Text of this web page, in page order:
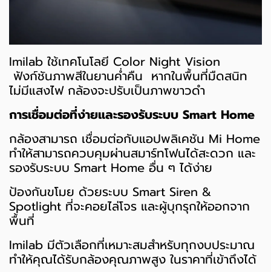
Imilab ใช้เทคโนโลยี Color Night Vision
ฟังก์ชันภาพสีในยานค่ำคืน หากในพื้นที่มืดสนิท
ไม่มีแสงไฟ กล้องจะปรับเป็นภาพขาวดำ
การเชื่อมต่อที่ง่ายและรองรับระบบ Smart Home
กล้องสามารถ เชื่อมต่อกับแอปพลิเคชัน Mi Home
ทำให้สามารถควบคุมผ่านสมาร์ทโฟนได้สะดวก และ
รองรับระบบ Smart Home อื่น ๆ ได้ง่าย
ป้องกันขโมย ด้วยระบบ Smart Siren &
Spotlight ที่จะคอยไล่โจร และผู้บุกรุกให้ออกจาก
พื้นที่
Imilab มีตัวเลือกที่เหมาะสมสำหรับทุกงบประมาณ
ทำให้คุณได้รับกล้องคุณภาพสูง ในราคาที่เข้าถึงได้